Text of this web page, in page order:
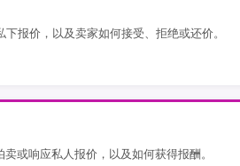
报价，以及卖家如何接受、拒绝或还价。
或响应私人报价，以及如何获得报酬。